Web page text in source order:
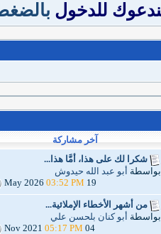
للدخول
آخر مشاركة
شكرا لك على هذا، أمَّا هذا...
بواسطة أبو عبد الله حيدوش
19 May 2026
03:52 PM
من أشهر الأخطاء الإملائية...
بواسطة أبو كنان بلحسن علي
04 Nov 2021
05:17 PM